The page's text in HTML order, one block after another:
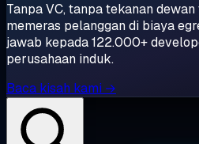
Tanpa VC, tanpa tekanan
memeras pelanggan di biaya
jawab kepada 122.000+
perusahaan induk.
Baca kisah kami →